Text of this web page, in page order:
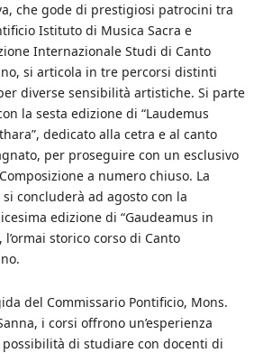
che gode di prestigiosi patrocini tra
Istituto di Musica Sacra e
Internazionale Studi di Canto
si articola in tre percorsi distinti
diverse sensibilità artistiche. Si parte
la sesta edizione di “Laudemus
dedicato alla cetra e al canto
per proseguire con un esclusivo
a numero chiuso. La
concluderà ad agosto con la
edizione di “Gaudeamus in
l’ormai storico corso di Canto
del Commissario Pontificio, Mons.
i corsi offrono un’esperienza
possibilità di studiare con docenti di